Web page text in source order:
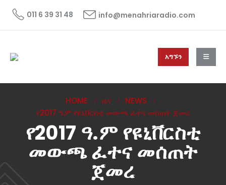
011 6 39 31 48 info@menahriaradio.com
አግኙን
HOME ዜና
NEWS
የ2017 ዓ.ም የዩኒቨርስቲ መውጫ ፈተና መሰጠት ጀመረ
የ2017 ዓ.ም የዩኒቨርስቲ
መውጫ ፈተና መሰጠት
ጀመረ